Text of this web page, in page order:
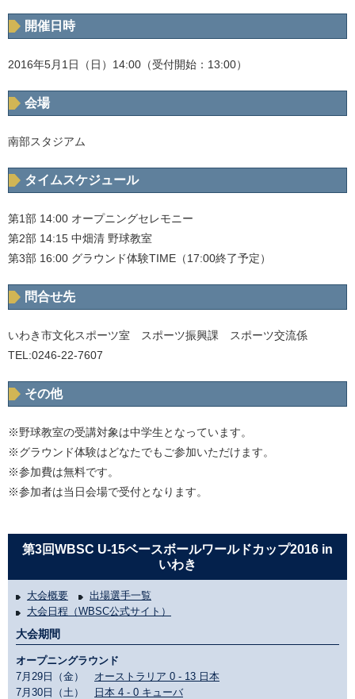
開催日時
2016年5月1日（日）14:00（受付開始：13:00）
会場
南部スタジアム
タイムスケジュール
第1部 14:00 オープニングセレモニー
第2部 14:15 中畑清 野球教室
第3部 16:00 グラウンド体験TIME（17:00終了予定）
問合せ先
いわき市文化スポーツ室 スポーツ振興課 スポーツ交流係
TEL:0246-22-7607
その他
※野球教室の受講対象は中学生となっています。
※グラウンド体験はどなたでもご参加いただけます。
※参加費は無料です。
※参加者は当日会場で受付となります。
第3回WBSC U-15ベースボールワールドカップ2016 in
いわき
大会概要
出場選手一覧
大会日程（WBSC公式サイト）
大会期間
オープニングラウンド
7月29日（金） オーストラリア 0 - 13 日本
7月30日（土）
日本 4 - 0 キューバ